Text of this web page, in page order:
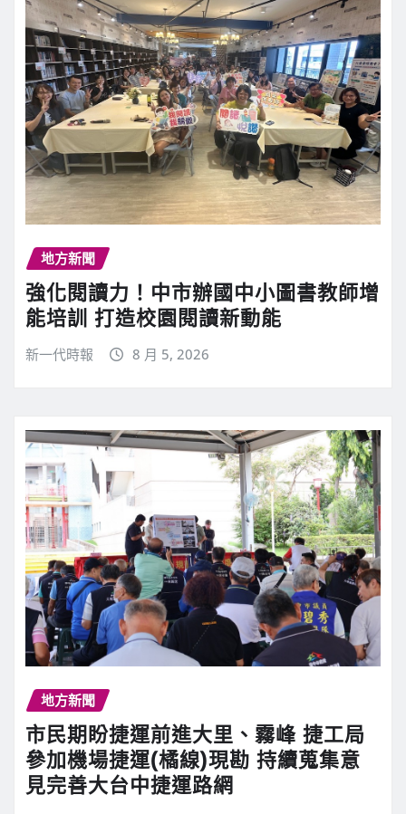
地方新聞
強化閱讀力！中市辦國中小圖書教師增
能培訓 打造校園閱讀新動能
新一代時報 8 月 5, 2026
地方新聞
市民期盼捷運前進大里、霧峰 捷工局
參加機場捷運(橘線)現勘 持續蒐集意
見完善大台中捷運路網